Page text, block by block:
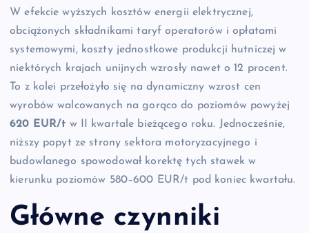
W efekcie wyższych kosztów energii elektrycznej,
obciążonych składnikami taryf operatorów i opłatami
systemowymi, koszty jednostkowe produkcji hutniczej w
niektórych krajach unijnych wzrosły nawet o 12 procent.
To z kolei przełożyło się na dynamiczny wzrost cen
wyrobów walcowanych na gorąco do poziomów powyżej
620 EUR/t w II kwartale bieżącego roku. Jednocześnie,
niższy popyt ze strony sektora motoryzacyjnego i
budowlanego spowodował korektę tych stawek w
kierunku poziomów 580–600 EUR/t pod koniec kwartału.
Główne czynniki